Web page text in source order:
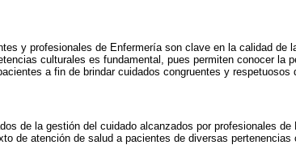
y profesionales de Enfermería son clave en la calidad de
culturales es fundamental, pues permiten conocer la
a fin de brindar cuidados congruentes y respetuosos
de la gestión del cuidado alcanzados por profesionales
de atención de salud a pacientes de diversas pertenencias